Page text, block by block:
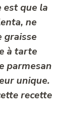
est que la
ne
graisse
à tarte
parmesan
unique.
recette